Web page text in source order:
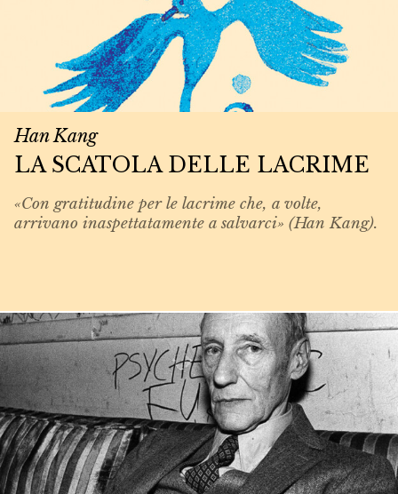
Han Kang
LA SCATOLA DELLE LACRIME
«Con gratitudine per le lacrime che, a volte,
arrivano inaspettatamente a salvarci» (Han Kang).